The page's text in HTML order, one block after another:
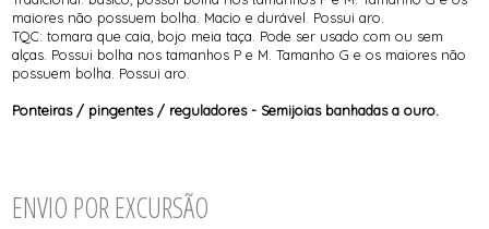
maiores não possuem bolha. Macio e durável. Possui aro.
TQC: tomara que caia, bojo meia taça. Pode ser usado com ou sem
alças. Possui bolha nos tamanhos P e M. Tamanho G e os maiores não
possuem bolha. Possui aro.
Ponteiras / pingentes / reguladores - Semijoias banhadas a ouro.
ENVIO POR EXCURSÃO